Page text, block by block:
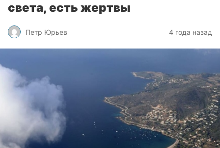
света, есть жертвы
Петр Юрьев 4 года назад